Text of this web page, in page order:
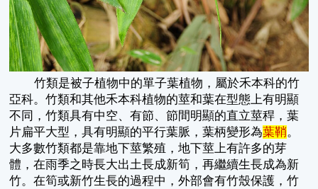
竹類是被子植物中的單子葉植物，屬於禾本科的竹
亞科。竹類和其他禾本科植物的莖和葉在型態上有明顯
不同，竹類具有中空、有節、節間明顯的直立莖稈，葉
片扁平大型，具有明顯的平行葉脈，葉柄變形為葉鞘。
大多數竹類都是靠地下莖繁殖，地下莖上有許多的芽
體，在雨季之時長大出土長成新筍，再繼續生長成為新
竹。在筍或新竹生長的過程中，外部會有竹殼保護，竹